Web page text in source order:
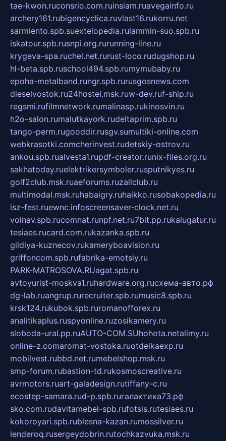
tae-kwon.ruconsrio.com.ruinsiam.ruavegainfo.ru
archery161.rubigencyclica.ruvlast16.rukorru.net
sarmiento.spb.suextelopedia.rulammin-suo.spb.ru
iskatour.spb.rusnpi.org.rurunning-line.ru
krygeva-spa.ruchel.net.rurust-loco.rudugshop.ru
hl-beta.spb.ruschool494.spb.rumymubaby.ru
epoha-metalband.rungr.spb.rurusgosnews.com
dieselvostok.ru24hostel.msk.ruw-dev.ruf-ship.ru
regsmi.rufilmnetwork.rumalinasp.rukinosvin.ru
h2o-salon.rumalutkayork.rudeltaprim.spb.ru
tango-perm.rugooddir.rusgv.sumultiki-online.com
webkrasotki.comcherinvest.rudetskiy-ostrov.ru
ankou.spb.rualvesta1.rupdf-creator.runix-files.org.ru
sakhatoday.ruelektrikersymboler.rusputnikyes.ru
golf2club.msk.ruaeforums.ruzallclub.ru
multimodal.msk.ruhabaigry.ruhaikko.rusobakopedia.ru
isz-fest.ruewnc.infoscreensaver-clock.net.ru
volnav.spb.rucomnat.runpf.net.ru7bit.pp.rukalugatur.ru
tesiaes.rucard.com.rukazanka.spb.ru
gildiya-kuznecov.rukameryboavision.ru
griffoncom.spb.rufabrika-emotsiy.ru
PARK-MATROSOVA.RUagat.spb.ru
avtoyurist-moskva1.ruhardware.org.ruсхема-авто.рф
dg-lab.ruangrup.rurecruiter.spb.rumusic8.spb.ru
krsk124.rukubok.spb.ruromanofforex.ru
analitikaplus.ruspyonline.ruzosikamery.ru
sloboda-ural.pp.ruAUTO-COM.SUhohota.netalimy.ru
online-z.comaromat-vostoka.ruotdelkaexp.ru
mobilvest.rubbd.net.rumebelshop.msk.ru
smp-forum.rubastion-td.rukosmoscreative.ru
avrmotors.ruart-galadesign.rutiffany-c.ru
ecostep-samara.rud-p.spb.ruгалактика73.рф
sko.com.rudavitamebel-spb.rufotsis.rutesiaes.ru
kokoroyari.spb.rublesna-kazan.rumossilver.ru
lenderoq.rusergeydobrin.rutochkazvuka.msk.ru